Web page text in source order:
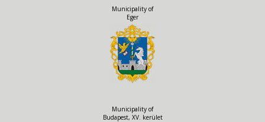
Municipality of
Eger
Municipality of
Budapest, XV. kerület